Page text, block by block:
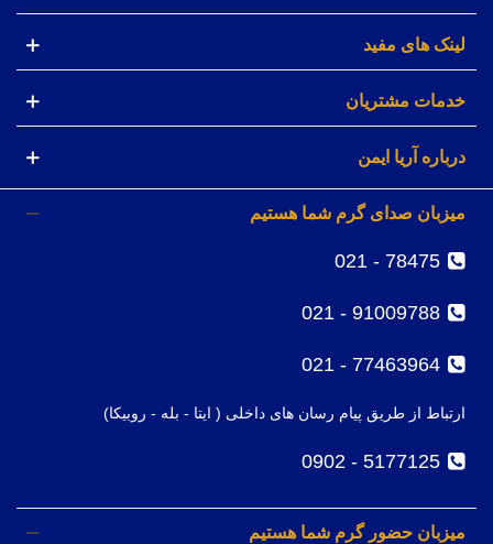
لینک های مفید
خدمات مشتریان
درباره آریا ایمن
میزبان صدای گرم شما هستیم
78475 - 021
91009788 - 021
77463964 - 021
ارتباط از طریق پیام رسان های داخلی ( ایتا - بله - روبیکا)
5177125 - 0902
میزبان حضور گرم شما هستیم